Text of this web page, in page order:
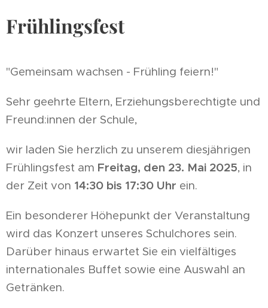
Frühlingsfest
"Gemeinsam wachsen - Frühling feiern!"
Sehr geehrte Eltern, Erziehungsberechtigte und
Freund:innen der Schule,
wir laden Sie herzlich zu unserem diesjährigen
Frühlingsfest am Freitag, den 23. Mai 2025, in
der Zeit von 14:30 bis 17:30 Uhr ein.
Ein besonderer Höhepunkt der Veranstaltung
wird das Konzert unseres Schulchores sein.
Darüber hinaus erwartet Sie ein vielfältiges
internationales Buffet sowie eine Auswahl an
Getränken.